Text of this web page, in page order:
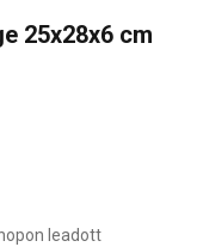
25x28x6 cm
leadott